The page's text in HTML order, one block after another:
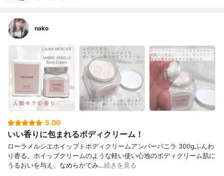
nako
5.00
いい香りに包まれるボディクリーム！
ローラメルシエホイップトボディクリームアンバーバニラ 300gふんわ
り香る、ホイップクリームのような軽い使い心地のボディクリーム肌に
うるおいを与え、なめらかでみ…続きを見る